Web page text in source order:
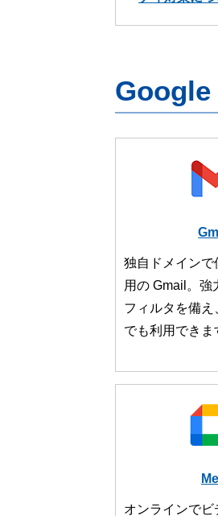
Google
独自ドメイン
用の Gmail。強
フィルタを備
でも利用できま
オンラインで